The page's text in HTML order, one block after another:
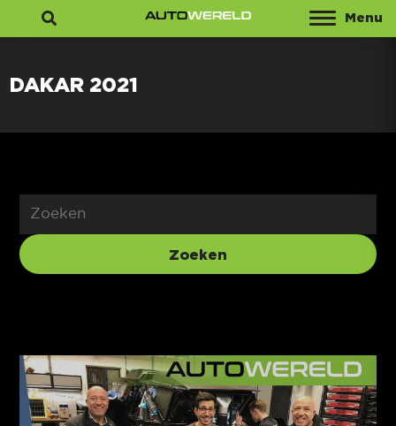
Menu
DAKAR 2021